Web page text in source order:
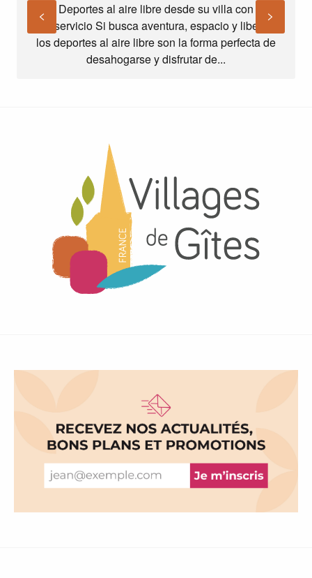
Deportes al aire libre desde su villa con
autoservicio Si busca aventura, espacio y libertad,
los deportes al aire libre son la forma perfecta de
desahogarse y disfrutar de...